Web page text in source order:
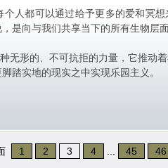
都可以通过给予更多的爱和冥想
是向与我们共享当下的所有生物层
形的、不可抗拒的力量，它推动
踏实地的现实之中实现乐园主义。
1 2 3 4 45 46